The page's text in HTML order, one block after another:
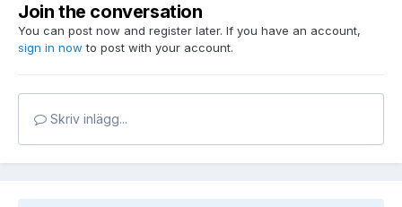
Join the conversation
You can post now and register later. If you have an account,
sign in now to post with your account.
Skriv inlägg...